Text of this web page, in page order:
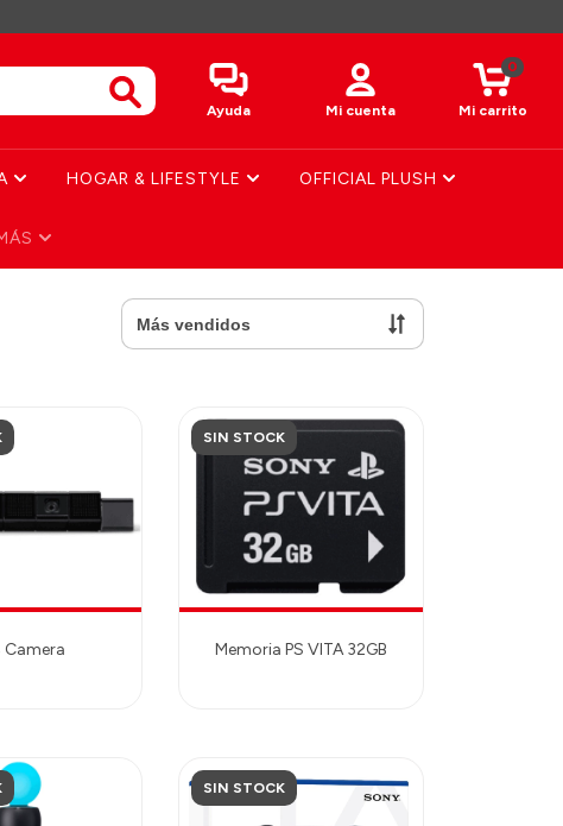
Ayuda Mi cuenta Mi carrito
0
HOGAR & LIFESTYLE OFFICIAL PLUSH
Camera
SIN STOCK
Memoria PS VITA 32GB
SIN STOCK